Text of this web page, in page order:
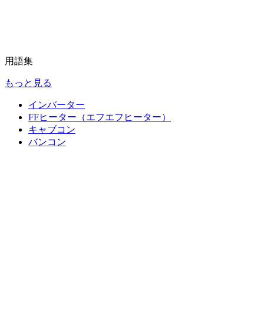
用語集
もっと見る
インバーター
FFヒーター（エフエフヒーター）
キャブコン
バンコン